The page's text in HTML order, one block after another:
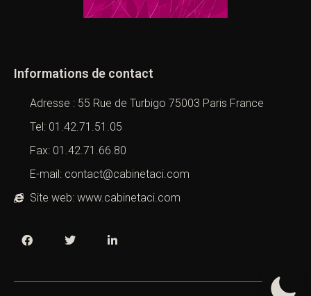
Informations de contact
Adresse : 55 Rue de Turbigo 75003 Paris France
Tel: 01.42.71.51.05
Fax: 01.42.71.66.80
E-mail: contact@cabinetaci.com
Site web: www.cabinetaci.com